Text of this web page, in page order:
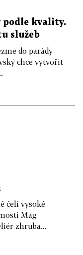
podle kvality.
služeb
do parády
chce vytvořit
čelí vysoké
Mag
zhruba...